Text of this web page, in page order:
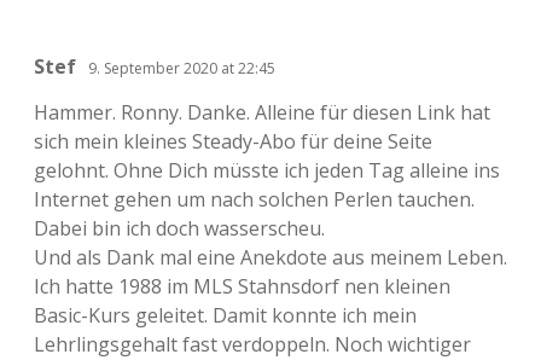
Stef 9. September 2020 at 22:45
Hammer. Ronny. Danke. Alleine für diesen Link hat
sich mein kleines Steady-Abo für deine Seite
gelohnt. Ohne Dich müsste ich jeden Tag alleine ins
Internet gehen um nach solchen Perlen tauchen.
Dabei bin ich doch wasserscheu.
Und als Dank mal eine Anekdote aus meinem Leben.
Ich hatte 1988 im MLS Stahnsdorf nen kleinen
Basic-Kurs geleitet. Damit konnte ich mein
Lehrlingsgehalt fast verdoppeln. Noch wichtiger